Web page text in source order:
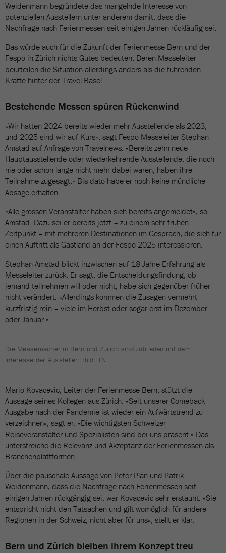
Weidenmann begründete das mangelnde Interesse von
potenziellen Ausstellern unter anderem damit, dass die
Nachfrage nach Ferienmessen seit einigen Jahren rückläufig sei.
Das würde auch für die Zukunft der Ferienmesse Bern und der
Fespo in Zürich nichts Gutes bedeuten. Deren Messeleiter
beurteilen die Situation allerdings anders als die führenden
Kräfte hinter der Travel Basel.
Bestehende Messen spüren Rückenwind
«Wir hatten 2024 bereits wieder mehr Ausstellende als 2023,
und 2025 sind wir auf Kurs», sagt Fespo-Messeleiter Stephan
Amstad auf Anfrage von Travelnews. «Bereits zehn neue
Hauptausstellende oder wiederkehrende Ausstellende, die noch
nie oder schon lange nicht mehr dabei waren, haben ihre
Teilnahme zugesagt.» Bis dato habe er noch keine mündliche
Absage erhalten.
«Alle grossen Veranstalter haben sich bereits angemeldet», so
Amstad. Dazu sei er bereits jetzt – zu einem sehr frühen
Zeitpunkt – mit mehreren Destinationen im Gespräch, die sich für
einen Auftritt als Gastland an der Fespo 2025 interessieren.
Stephan Amstad blickt inzwischen auf 18 Jahre Erfahrung als
Messeleiter zurück. Er sagt, die Entscheidungsfindung, ob
jemand teilnehmen will oder nicht, habe sich gegenüber früher
nicht verändert. «Allerdings kommen die Zusagen vermehrt
kurzfristig rein – viele im Herbst oder sogar erst im Dezember
oder Januar.»
Die Messemacher in Bern und Zürich sind zufrieden mit dem
Interesse der Aussteller. Bild: TN
Mario Kovacevic, Leiter der Ferienmesse Bern, stützt die
Aussage seines Kollegen aus Zürich. «Seit unserer Comeback-
Ausgabe nach der Pandemie ist wieder ein Aufwärtstrend zu
verzeichnen», sagt er. «Die wichtigsten Schweizer
Reiseveranstalter und Spezialisten sind bei uns präsent.» Das
unterstreiche die Relevanz und Akzeptanz der Ferienmessen als
Branchenplattformen.
Über die pauschale Aussage von Peter Plan und Patrik
Weidenmann, dass die Nachfrage nach Ferienmessen seit
einigen Jahren rückgängig sei, war Kovacevic sehr erstaunt. «Sie
entspricht nicht den Tatsachen und gilt womöglich für andere
Regionen in der Schweiz, nicht aber für uns», stellt er klar.
Bern und Zürich bleiben ihrem Konzept treu